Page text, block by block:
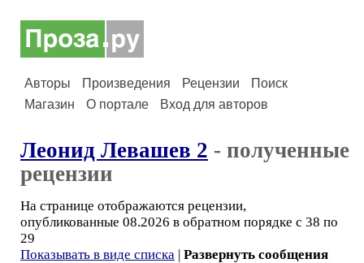
Авторы Произведения Рецензии
Поиск
Магазин
О портале Вход для авторов
Леонид Левашев 2 - полученные
рецензии
На странице отображаются рецензии,
опубликованные 08.2026 в обратном порядке с 38 по
29
Показывать в виде списка | Развернуть сообщения